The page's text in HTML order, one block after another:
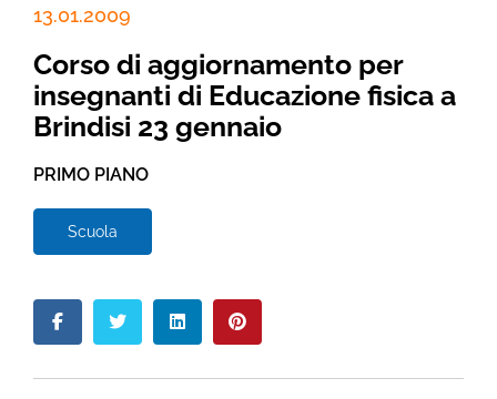
13.01.2009
Corso di aggiornamento per
insegnanti di Educazione fisica a
Brindisi 23 gennaio
PRIMO PIANO
Scuola